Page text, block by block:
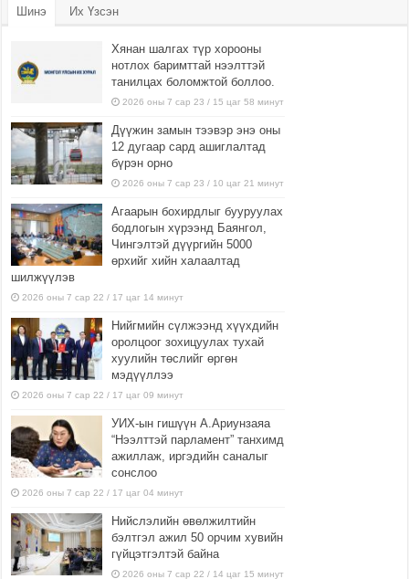
Шинэ Их Үзсэн
Хянан шалгах түр хорооны
нотлох баримттай нээлттэй
танилцах боломжтой боллоо.
2026 оны 7 сар 23 / 15 цаг 58 минут
Дүүжин замын тээвэр энэ оны
12 дугаар сард ашиглалтад
бүрэн орно
2026 оны 7 сар 23 / 10 цаг 21 минут
Агаарын бохирдлыг бууруулах
бодлогын хүрээнд Баянгол,
Чингэлтэй дүүргийн 5000
өрхийг хийн халаалтад
шилжүүлэв
2026 оны 7 сар 22 / 17 цаг 14 минут
Нийгмийн сүлжээнд хүүхдийн
оролцоог зохицуулах тухай
хуулийн төслийг өргөн
мэдүүллээ
2026 оны 7 сар 22 / 17 цаг 09 минут
УИХ-ын гишүүн А.Ариунзаяа
“Нээлттэй парламент” танхимд
ажиллаж, иргэдийн саналыг
сонслоо
2026 оны 7 сар 22 / 17 цаг 04 минут
Нийслэлийн өвөлжилтийн
бэлтгэл ажил 50 орчим хувийн
гүйцэтгэлтэй байна
2026 оны 7 сар 22 / 14 цаг 15 минут